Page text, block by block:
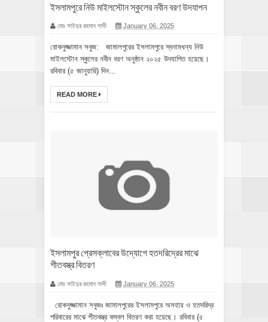
ইসলামপুরে নিউ মাইলস্টোন স্কুলের নবীন বরণ উদযাপন
মোঃ সাইদুর রহমান সাদী January 06, 2025
রোকনুজ্জামান সবুজ: জামালপুরের ইসলামপুরে স্বনামধন্য নিউ
মাইলস্টোন স্কুলের নবীন বরণ অনুষ্ঠান ২০২৫ উদযাপিত হয়েছে।
রবিবার (৫ জানুয়ারি) দিন...
READ MORE
ইসলামপুর প্রেসক্লাবের উদ্যোগে হতদরিদ্রের মাঝে
শীতবস্ত্র বিতরণ
মোঃ সাইদুর রহমান সাদী January 06, 2025
রোকনুজ্জামান সবুজঃ জামালপুরের ইসলামপুরে অসহায় ও হতদরিদ্র
পরিবারের মাঝে শীতবস্ত্র কম্বল বিতরণ করা হয়েছে। রবিবার (৫